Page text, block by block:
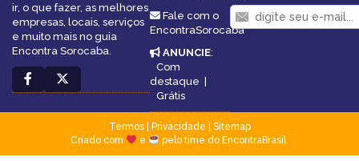
ir, o que fazer, as melhores
empresas, locais, serviços
e muito mais no guia
Encontra Sorocaba.
Fale com o
EncontraSorocaba
ANUNCIE:
Com
destaque |
Grátis
Termos| Privacidade
Sitemap
Criado com
e pelo time do EncontraBrasil